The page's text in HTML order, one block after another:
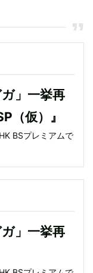
」一挙再
（仮）』
BSプレミアムで
」一挙再